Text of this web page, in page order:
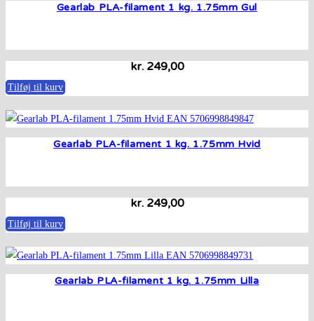
Gearlab PLA-filament 1 kg. 1.75mm Gul
kr.249,00
Tilføj til kurv
Gearlab PLA-filament 1 kg. 1.75mm Hvid
kr.249,00
Tilføj til kurv
Gearlab PLA-filament 1 kg. 1.75mm Lilla